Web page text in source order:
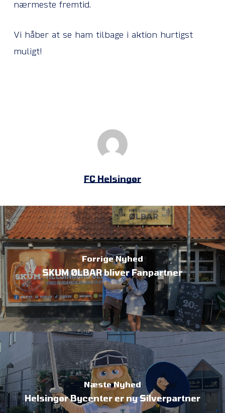
nærmeste fremtid.
Vi håber at se ham tilbage i aktion hurtigst
muligt!
FC Helsingør
Forrige Nyhed
SKUM ØLBAR bliver Fanpartner
Næste Nyhed
Helsingør Bycenter er ny Silverpartner